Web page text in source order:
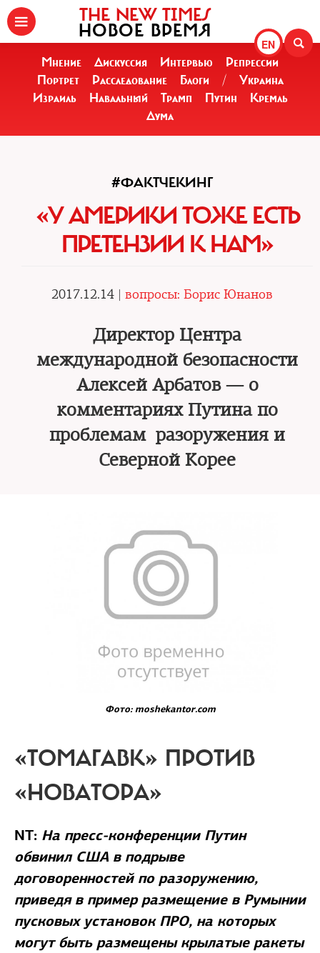
EN
THE NEW TIMES
НОВОЕ ВРЕМЯ
Мнение Дискуссия Интервью
Репрессии
Портрет
Расследование Блоги /
Украина
Израиль
Навальный Трамп Путин
Кремль
Дума
#ФАКТЧЕКИНГ
«У АМЕРИКИ ТОЖЕ ЕСТЬ
ПРЕТЕНЗИИ К НАМ»
2017.12.14 | вопросы: Борис Юнанов
Директор Центра
международной безопасности
Алексей Арбатов — о
комментариях Путина по
проблемам разоружения и
Северной Корее
Фото: moshekantor.com
«ТОМАГАВК» ПРОТИВ
«НОВАТОРА»
NT: На пресс-конференции Путин
обвинил США в подрыве
договоренностей по разоружению,
приведя в пример размещение в Румынии
пусковых установок ПРО, на которых
могут быть размещены крылатые ракеты